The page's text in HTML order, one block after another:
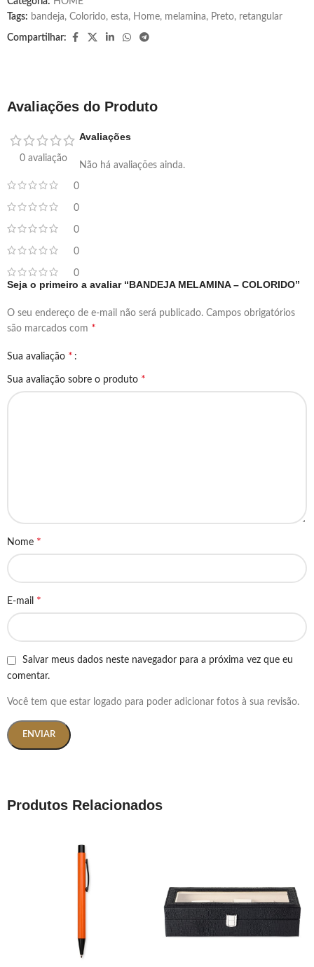
Tags: bandeja, Colorido, esta, Home, melamina, Preto, retangular
Compartilhar:
Avaliações do Produto
0 avaliação
0
0
0
0
0
Avaliações
Não há avaliações ainda.
Seja o primeiro a avaliar “BANDEJA MELAMINA – COLORIDO”
O seu endereço de e-mail não será publicado. Campos obrigatórios
são marcados com *
Sua avaliação *
Sua avaliação sobre o produto *
Nome *
E-mail *
Salvar meus dados neste navegador para a próxima vez que eu
comentar.
Você tem que estar logado para poder adicionar fotos à sua revisão.
Produtos Relacionados